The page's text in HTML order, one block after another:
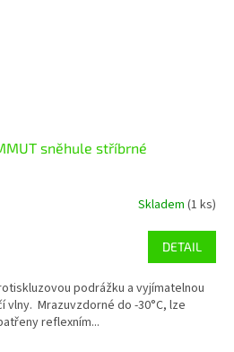
sněhule stříbrné
Skladem (1 ks)
DETAIL
podrážku a vyjímatelnou
vlny. Mrazuvzdorné do -30°C, lze
reflexním...